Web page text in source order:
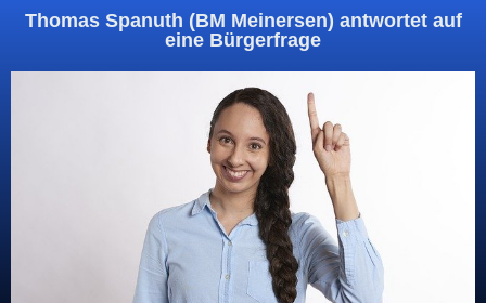
Thomas Spanuth (BM Meinersen) antwortet auf
eine Bürgerfrage